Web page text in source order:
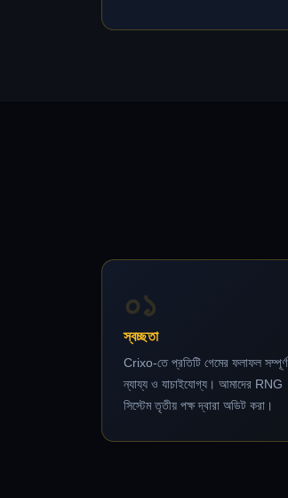
০১
স্বচ্ছতা
Crixo-তে প্রতিটি গেমের ফলাফল সম্পূর্ণ
ন্যায্য ও যাচাইযোগ্য। আমাদের RNG
সিস্টেম তৃতীয় পক্ষ দ্বারা অডিট করা।